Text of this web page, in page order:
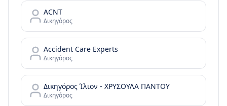
ACNT
Δικηγόρος
Accident Care Experts
Δικηγόρος
Δικηγόρος Ίλιον - ΧΡΥΣΟΥΛΑ ΠΑΝΤΟΥ
Δικηγόρος